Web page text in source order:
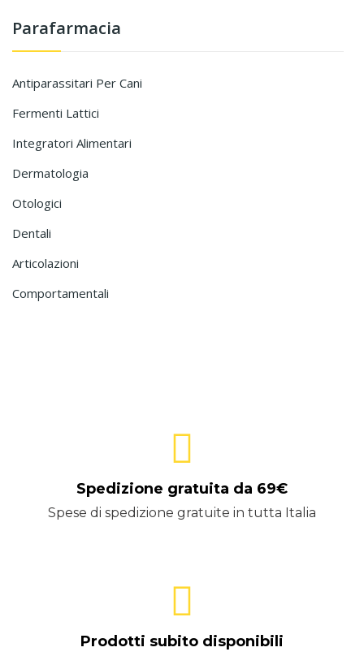
Parafarmacia
Antiparassitari Per Cani
Fermenti Lattici
Integratori Alimentari
Dermatologia
Otologici
Dentali
Articolazioni
Comportamentali
Spedizione gratuita da 69€
Spese di spedizione gratuite in tutta Italia
Prodotti subito disponibili